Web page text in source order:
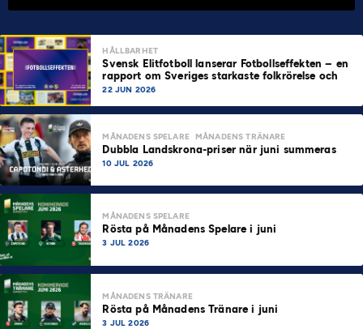
HÅLLBARHET
Svensk Elitfotboll lanserar Fotbollseffekten – en
rapport om Sveriges starkaste folkrörelse och
samhällskraft
22 JUN 2026
MÅNADENS SPELARE MÅNADENS TRÄNARE
Dubbla Landskrona-priser när juni summeras
10 JUL 2026
MÅNADENS SPELARE
Rösta på Månadens Spelare i juni
3 JUL 2026
MÅNADENS TRÄNARE
Rösta på Månadens Tränare i juni
3 JUL 2026